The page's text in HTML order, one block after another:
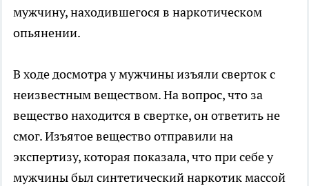
мужчину, находившегося в наркотическом
опьянении.
В ходе досмотра у мужчины изъяли сверток с
неизвестным веществом. На вопрос, что за
вещество находится в свертке, он ответить не
смог. Изъятое вещество отправили на
экспертизу, которая показала, что при себе у
мужчины был синтетический наркотик массой